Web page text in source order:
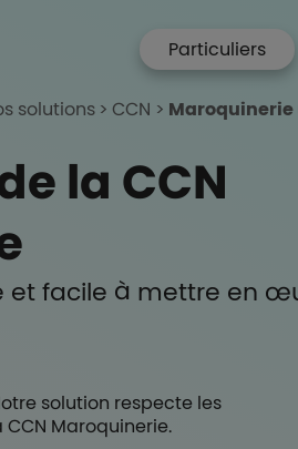
Accueil
menu hp
Particuliers
solutions CCN
la CCN
et facile à mettre en
solution respecte les
Maroquinerie.